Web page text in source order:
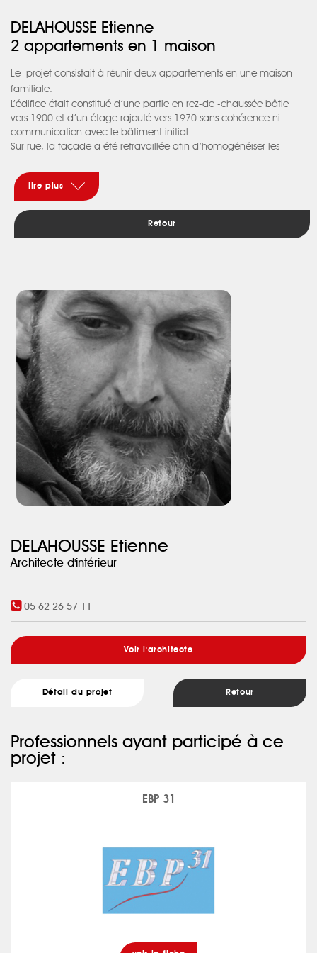
DELAHOUSSE Etienne
2 appartements en 1 maison
Le projet consistait à réunir deux appartements en une maison
familiale.
L’édifice était constitué d’une partie en rez-de -chaussée bâtie
vers 1900 et d’un étage rajouté vers 1970 sans cohérence ni
communication avec le bâtiment initial.
Sur rue, la façade a été retravaillée afin d’homogénéiser les
Sur jardin, les façades ont été largement ouvertes pour créer le
lien avec le jardin, tant dans le salon que dans la cuisine. Les
versants Sud et Est ont été isolés par l’extérieur et bardés de zinc et
de peuplier.
lire plus
Retour
DELAHOUSSE Etienne
Architecte d'intérieur
05 62 26 57 11
Voir l'architecte
Détail du projet Retour
Professionnels ayant participé à ce
projet :
EBP 31